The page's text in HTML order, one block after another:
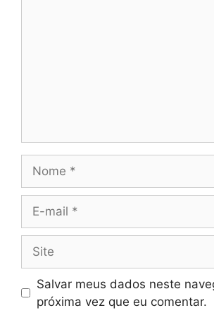
mail
Salvar meus dados neste
próxima vez que eu comentar.